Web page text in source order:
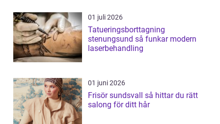
01 juli 2026
Tatueringsborttagning
stenungsund så funkar modern
laserbehandling
01 juni 2026
Frisör sundsvall så hittar du rätt
salong för ditt hår